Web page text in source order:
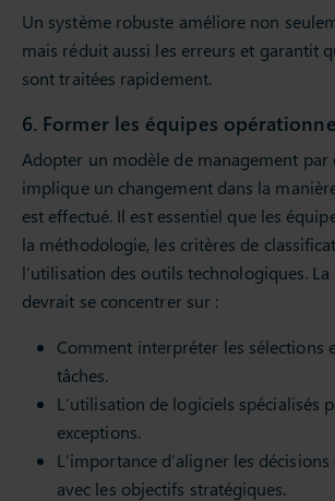
Un système robuste améliore non
mais réduit aussi les erreurs et garantit
sont traitées rapidement.
6. Former les équipes
Adopter un modèle de management par
implique un changement dans la
est effectué. Il est essentiel que les
la méthodologie, les critères de
l’utilisation des outils technologiques.
devrait se concentrer sur :
Comment interpréter les sélections
tâches.
L’utilisation de logiciels spécialisés
exceptions.
L’importance d’aligner les
avec les objectifs stratégiques.